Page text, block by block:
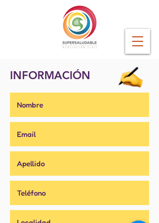
INFORMACIÓN